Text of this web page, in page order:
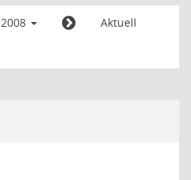
2008
Aktuell